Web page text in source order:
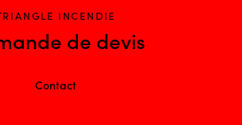
INCENDIE
de devis
Contact